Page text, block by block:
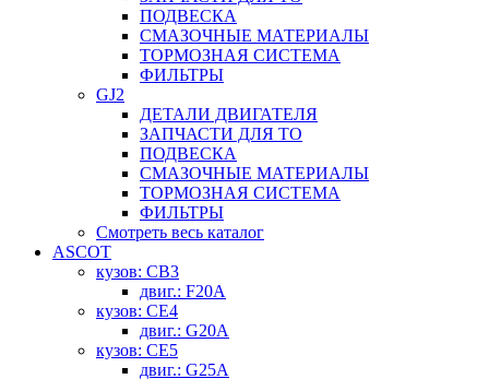
ПОДВЕСКА
СМАЗОЧНЫЕ МАТЕРИАЛЫ
ТОРМОЗНАЯ СИСТЕМА
ФИЛЬТРЫ
GJ2
ДЕТАЛИ ДВИГАТЕЛЯ
ЗАПЧАСТИ ДЛЯ ТО
ПОДВЕСКА
СМАЗОЧНЫЕ МАТЕРИАЛЫ
ТОРМОЗНАЯ СИСТЕМА
ФИЛЬТРЫ
Смотреть весь каталог
ASCOT
кузов: CB3
двиг.: F20A
кузов: CE4
двиг.: G20A
кузов: CE5
двиг.: G25A